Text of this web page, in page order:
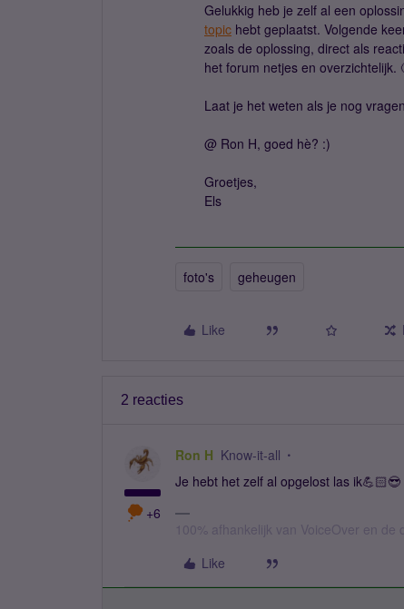
Gelukkig heb je zelf al een
topic hebt geplaatst. Volgende
zoals de oplossing, direct als
het forum netjes en overzichtelijk.
Laat je het weten als je nog
@ Ron H, goed hè? :)
Groetjes,
Els
foto's geheugen
Like
2 reacties
+6
Ron H Know-it-all
Je hebt het zelf al opgelost las ik💪🏻😎
100% afhankelijk van VoiceOver en de
Like